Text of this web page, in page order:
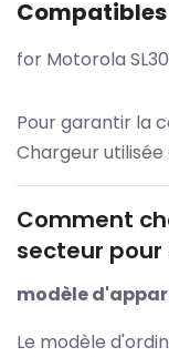
for Motorola
Pour garantir la
Chargeur
Comment
secteur
modèle
Le modèle